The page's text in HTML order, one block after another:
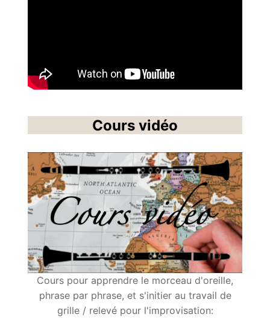
Cours vidéo
Cours pour apprendre le morceau d'oreille,
phrase par phrase, et s'initier au travail de
grille / relevé pour l'improvisation: